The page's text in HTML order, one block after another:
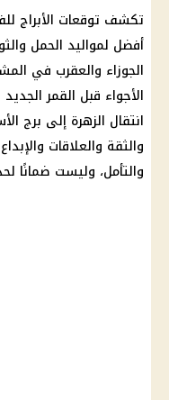
أفضل لمواليد الحمل
الجوزاء والعقرب في
والثقة والعلاقات
والتأمل، وليست ضمانًا